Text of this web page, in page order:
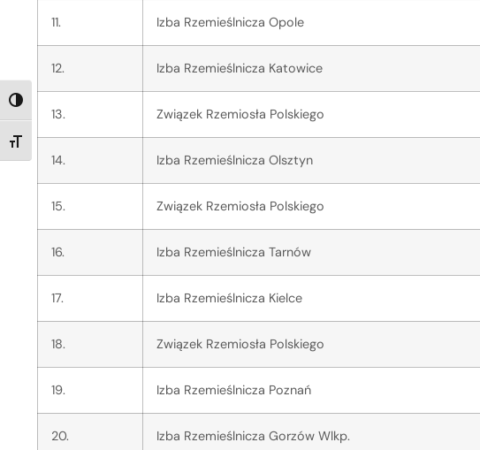
TOGGLE HIGH CONTRAST
TOGGLE FONT SIZE
11. Izba Rzemieślnicza Opole
12. Izba Rzemieślnicza Katowice
13. Związek Rzemiosła Polskiego
14. Izba Rzemieślnicza Olsztyn
15. Związek Rzemiosła Polskiego
16. Izba Rzemieślnicza Tarnów
17. Izba Rzemieślnicza Kielce
18. Związek Rzemiosła Polskiego
19. Izba Rzemieślnicza Poznań
20. Izba Rzemieślnicza Gorzów Wlkp.